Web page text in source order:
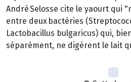
André Selosse cite le yaourt qui
entre deux bactéries
Lactobacillus bulgaricus) qui,
séparément, ne digèrent le lait